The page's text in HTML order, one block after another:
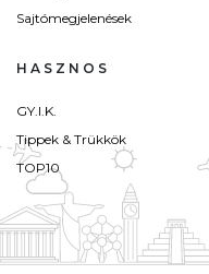
Sajtómegjelenések
HASZNOS
GY.I.K.
Tippek & Trükkök
TOP10